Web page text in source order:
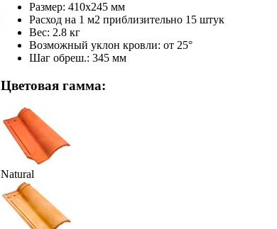
Размер: 410x245 мм
Расход на 1 м2 приблизительно 15 штук
Вес: 2.8 кг
Возможный уклон кровли: от 25°
Шаг обреш.: 345 мм
Цветовая гамма:
Natural